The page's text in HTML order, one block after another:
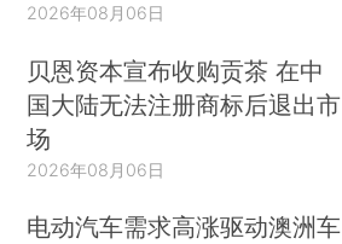
2026年08月06日
贝恩资本宣布收购贡茶 在中
国大陆无法注册商标后退出市
场
2026年08月06日
电动汽车需求高涨驱动澳洲车